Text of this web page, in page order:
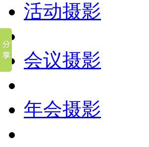
活动摄影
会议摄影
年会摄影